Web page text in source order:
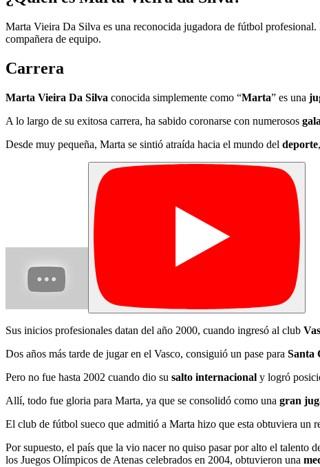
Marta Vieira Da Silva es una reconocida jugadora de fútbol
compañera de equipo.
Carrera
Marta Vieira Da Silva conocida simplemente como “Marta” es una
A lo largo de su exitosa carrera, ha sabido coronarse con numerosos
Desde muy pequeña, Marta se sintió atraída hacia el mundo del deporte
Sus inicios profesionales datan del año 2000, cuando ingresó al club
Dos años más tarde de jugar en el Vasco, consiguió un pase para Santa
Pero no fue hasta 2002 cuando dio su salto internacional y logró
Allí, todo fue gloria para Marta, ya que se consolidó como una gran
El club de fútbol sueco que admitió a Marta hizo que esta obtuviera
Por supuesto, el país que la vio nacer no quiso pasar por alto el talento
los Juegos Olímpicos de Atenas celebrados en 2004, obtuvieron una